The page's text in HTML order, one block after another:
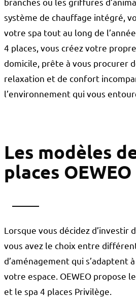
système de chauffage intégré,
votre spa tout au long de
4 places, vous créez votre
domicile, prête à vous procurer
relaxation et de confort
l’environnement qui vous
Les modèles
places OEWEO
Lorsque vous décidez d’investir
vous avez le choix entre
d’aménagement qui s’adaptent
votre espace. OEWEO propose
et le spa 4 places Privilège.